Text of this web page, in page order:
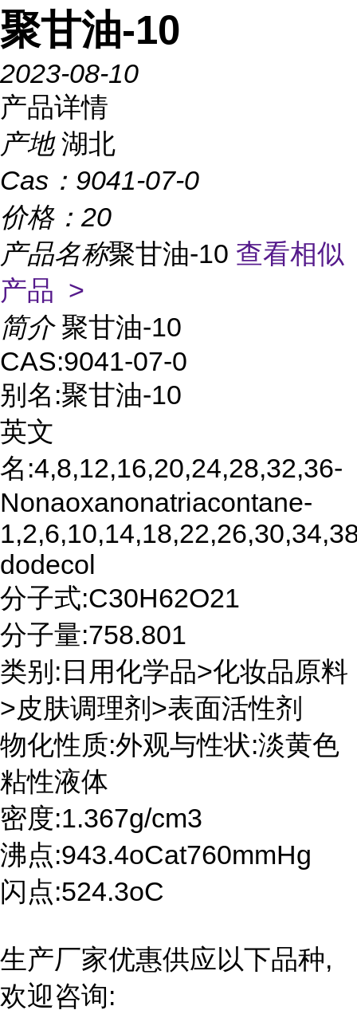
聚甘油-10
2023-08-10
产品详情
产地 湖北
Cas： 9041-07-0
价格： 20
产品名称聚甘油-10 查看相似
产品 >
简介 聚甘油-10
CAS:9041-07-0
别名:聚甘油-10
英文
名:4,8,12,16,20,24,28,32,36-
Nonaoxanonatriacontane-
dodecol
分子式:C30H62O21
分子量:758.801
类别:日用化学品>化妆品原料
>皮肤调理剂>表面活性剂
物化性质:外观与性状:淡黄色
粘性液体
密度:1.367g/cm3
沸点:943.4oCat760mmHg
闪点:524.3oC
生产厂家优惠供应以下品种,
欢迎咨询: